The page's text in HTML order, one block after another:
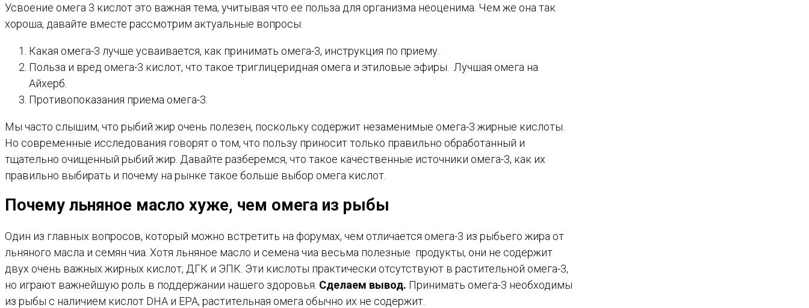
Усвоение омега 3 кислот это важная тема, учитывая что ее польза для организма неоценима. Чем же она так
хороша, давайте вместе рассмотрим актуальные вопросы:
Какая омега-3 лучше усваивается, как принимать омега-3, инструкция по приему.
Польза и вред омега-3 кислот, что такое триглицеридная омега и этиловые эфиры. Лучшая омега на
Айхерб.
Противопоказания приема омега-3.
Мы часто слышим, что рыбий жир очень полезен, поскольку содержит незаменимые омега-3 жирные кислоты.
Но современные исследования говорят о том, что пользу приносит только правильно обработанный и
тщательно очищенный рыбий жир. Давайте разберемся, что такое качественные источники омега-3, как их
правильно выбирать и почему на рынке такое больше выбор омега кислот.
Почему льняное масло хуже, чем омега из рыбы
Один из главных вопросов, который можно встретить на форумах, чем отличается омега-3 из рыбьего жира от
льняного масла и семян чиа. Хотя льняное масло и семена чиа весьма полезные продукты, они не содержит
двух очень важных жирных кислот, ДГК и ЭПК. Эти кислоты практически отсутствуют в растительной омега-3,
но играют важнейшую роль в поддержании нашего здоровья. Сделаем вывод. Принимать омега-3 необходимы
из рыбы с наличием кислот DHA и EPA, растительная омега обычно их не содержит.